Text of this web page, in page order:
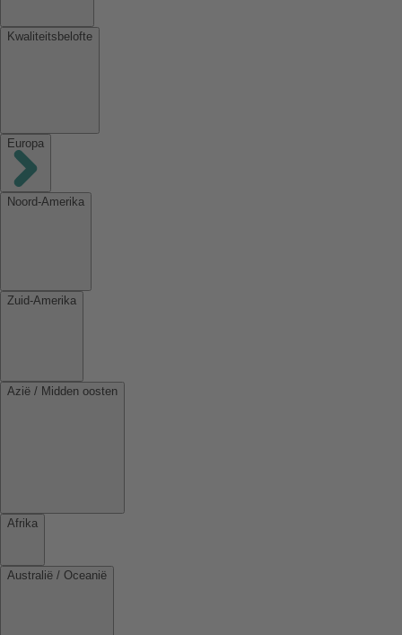
Kwaliteitsbelofte
Europa
Noord-Amerika
Zuid-Amerika
Azië / Midden oosten
Afrika
Australië / Oceanië